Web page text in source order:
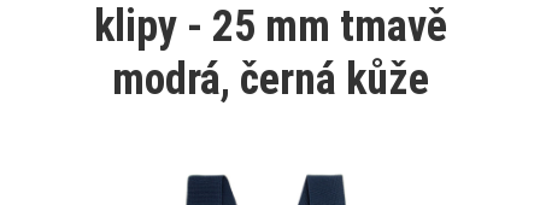
klipy - 25 mm tmavě
modrá, černá kůže